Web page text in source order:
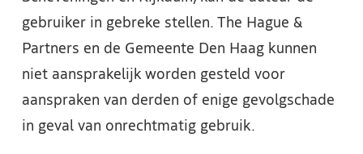
gebruiker in gebreke stellen. The Hague &
Partners en de Gemeente Den Haag kunnen
niet aansprakelijk worden gesteld voor
aanspraken van derden of enige gevolgschade
in geval van onrechtmatig gebruik.